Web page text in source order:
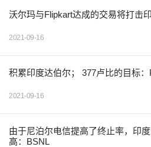
沃尔玛与Flipkart达成的交易将打击
2021-09-16
积累印度达伯尔； 377卢比的目标
2021-09-16
由于尼泊尔电信提高了终止率，印
高：BSNL